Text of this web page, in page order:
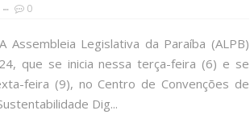
0
Assembleia Legislativa da Paraíba (ALPB)
que se inicia nessa terça-feira (6) e se
feira (9), no Centro de Convenções de
Dig...